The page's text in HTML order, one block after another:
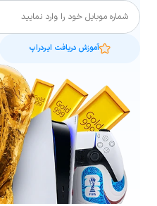
شماره موبایل
آموزش دریافت ایردراپ